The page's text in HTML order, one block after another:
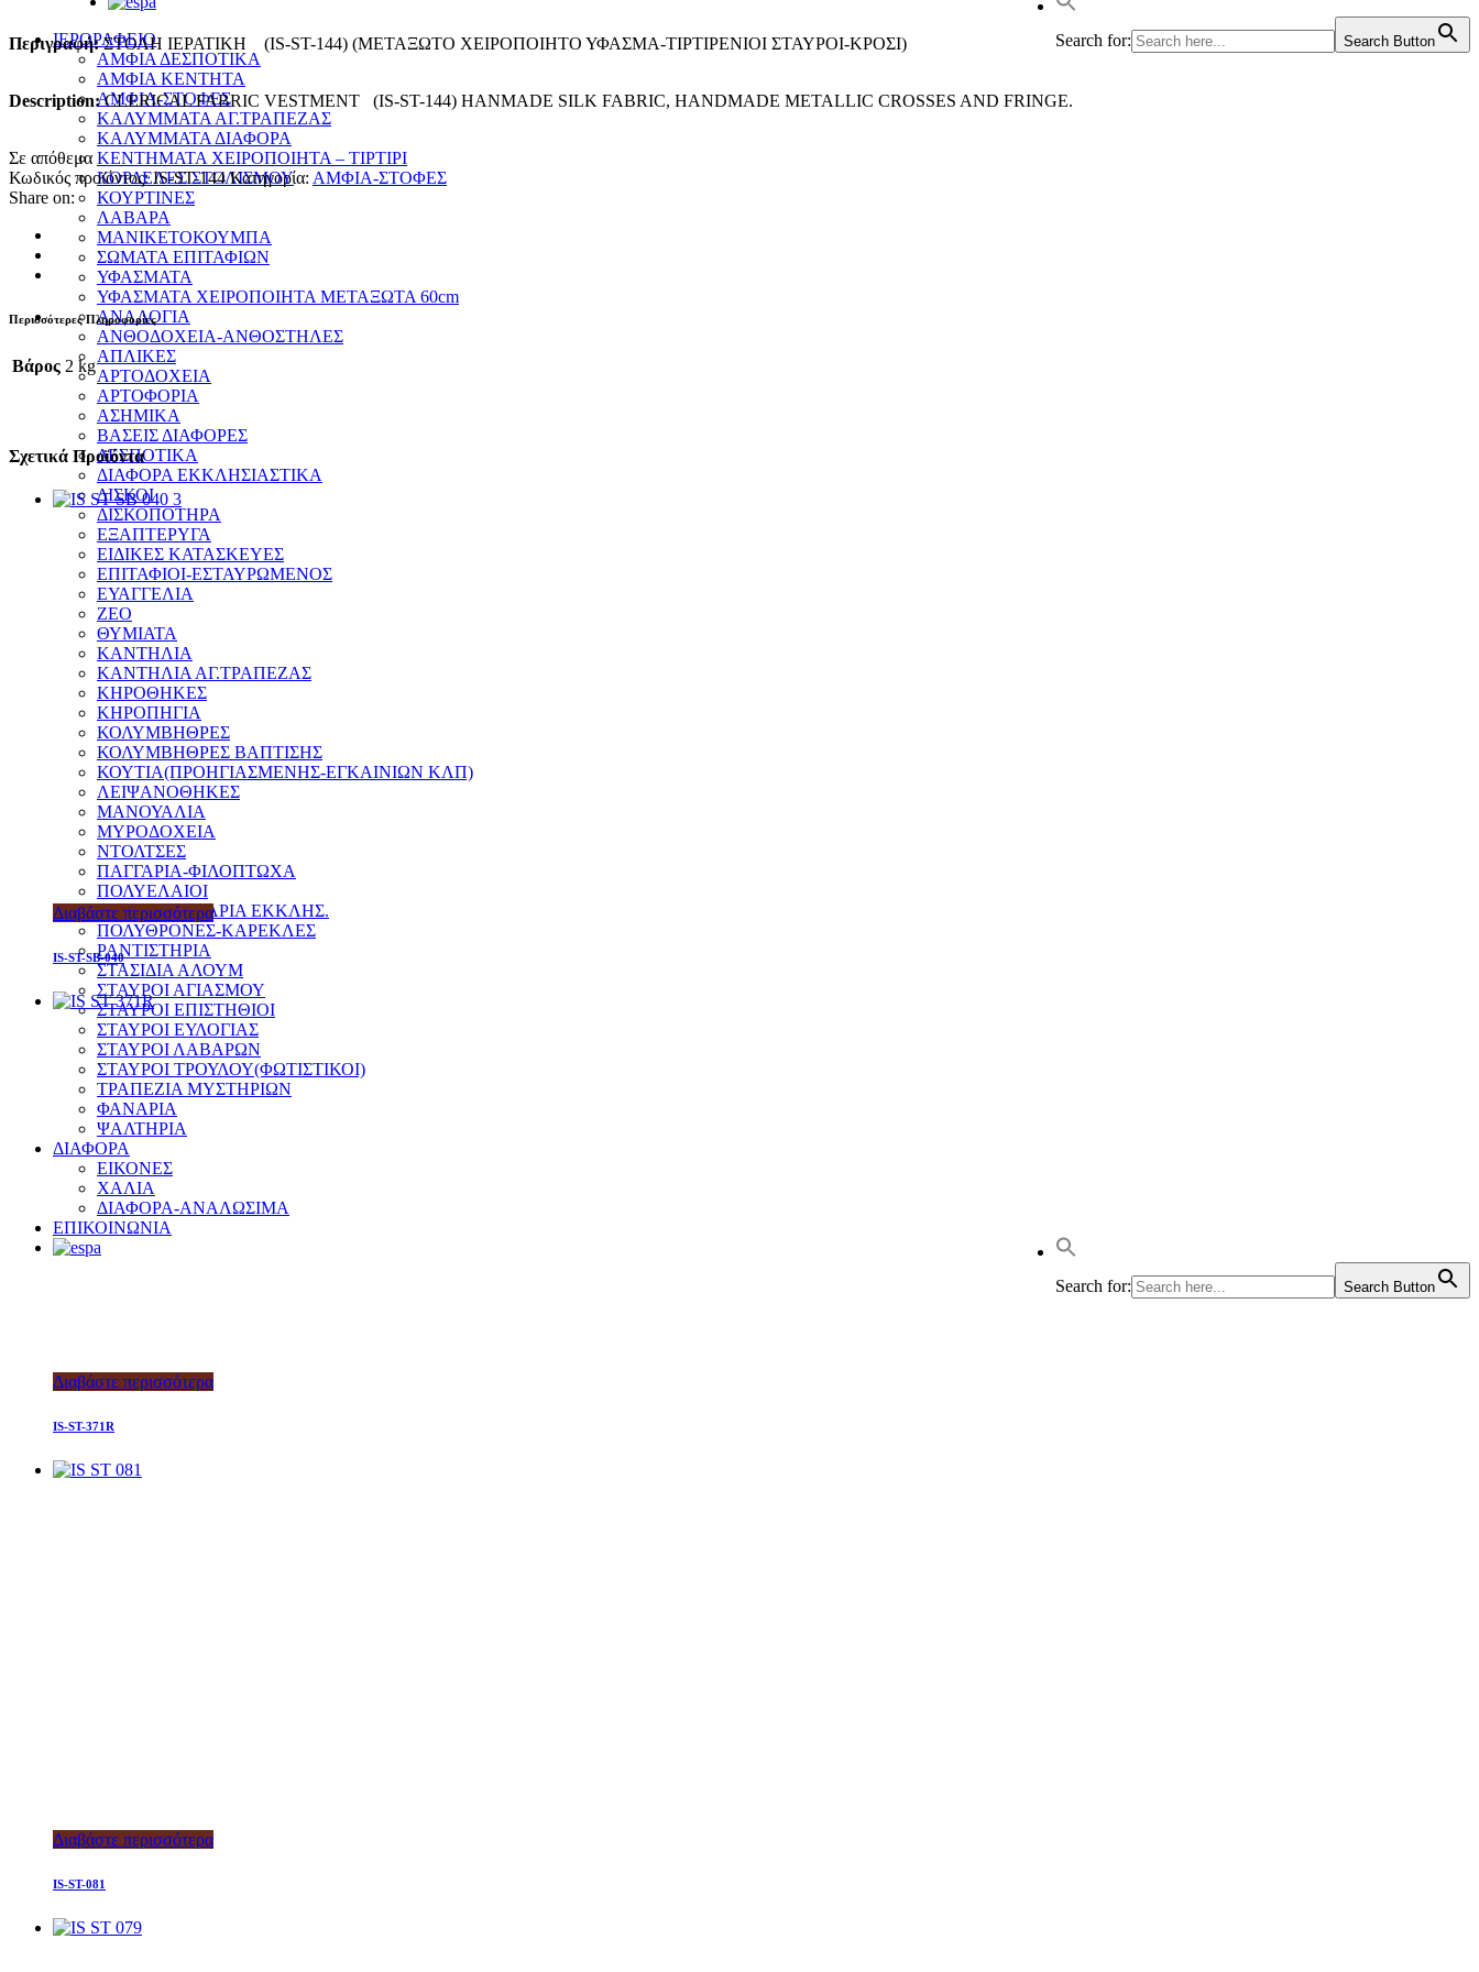
Search for: Search Button
ΙΕΡΟΡΑΦΕΙΟ
ΑΜΦΙΑ ΔΕΣΠΟΤΙΚΑ
ΑΜΦΙΑ ΚΕΝΤΗΤΑ
ΑΜΦΙΑ-ΣΤΟΦΕΣ
ΚΑΛΥΜΜΑΤΑ ΑΓ.ΤΡΑΠΕΖΑΣ
ΚΑΛΥΜΜΑΤΑ ΔΙΑΦΟΡΑ
ΚΕΝΤΗΜΑΤΑ ΧΕΙΡΟΠΟΙΗΤΑ – ΤΙΡΤΙΡΙ
ΚΟΡΔΕΛΕΣ ΣΤΟΛΙΣΜΟΥ
ΚΟΥΡΤΙΝΕΣ
ΛΑΒΑΡΑ
ΜΑΝΙΚΕΤΟΚΟΥΜΠΑ
ΣΩΜΑΤΑ ΕΠΙΤΑΦΙΩΝ
ΥΦΑΣΜΑΤΑ
ΥΦΑΣΜΑΤΑ ΧΕΙΡΟΠΟΙΗΤΑ ΜΕΤΑΞΩΤΑ 60cm
ΑΝΑΛΟΓΙΑ
ΑΝΘΟΔΟΧΕΙΑ-ΑΝΘΟΣΤΗΛΕΣ
ΑΠΛΙΚΕΣ
ΑΡΤΟΔΟΧΕΙΑ
ΑΡΤΟΦΟΡΙΑ
ΑΣΗΜΙΚΑ
ΒΑΣΕΙΣ ΔΙΑΦΟΡΕΣ
ΔΕΣΠΟΤΙΚΑ
ΔΙΑΦΟΡΑ ΕΚΚΛΗΣΙΑΣΤΙΚΑ
ΔΙΣΚΟΙ
ΔΙΣΚΟΠΟΤΗΡΑ
ΕΞΑΠΤΕΡΥΓΑ
ΕΙΔΙΚΕΣ ΚΑΤΑΣΚΕΥΕΣ
ΕΠΙΤΑΦΙΟΙ-ΕΣΤΑΥΡΩΜΕΝΟΣ
ΕΥΑΓΓΕΛΙΑ
ΖΕΟ
ΘΥΜΙΑΤΑ
ΚΑΝΤΗΛΙΑ
ΚΑΝΤΗΛΙΑ ΑΓ.ΤΡΑΠΕΖΑΣ
ΚΗΡΟΘΗΚΕΣ
ΚΗΡΟΠΗΓΙΑ
ΚΟΛΥΜΒΗΘΡΕΣ
ΚΟΛΥΜΒΗΘΡΕΣ ΒΑΠΤΙΣΗΣ
ΚΟΥΤΙΑ(ΠΡΟΗΓΙΑΣΜΕΝΗΣ-ΕΓΚΑΙΝΙΩΝ ΚΛΠ)
ΛΕΙΨΑΝΟΘΗΚΕΣ
ΜΑΝΟΥΑΛΙΑ
ΜΥΡΟΔΟΧΕΙΑ
ΝΤΟΛΤΣΕΣ
ΠΑΓΓΑΡΙΑ-ΦΙΛΟΠΤΩΧΑ
ΠΟΛΥΕΛΑΙΟΙ
ΠΡΟΣΚΥΝΗΤΑΡΙΑ ΕΚΚΛΗΣ.
ΠΟΛΥΘΡΟΝΕΣ-ΚΑΡΕΚΛΕΣ
ΡΑΝΤΙΣΤΗΡΙΑ
ΣΤΑΣΙΔΙΑ ΑΛΟΥΜ
ΣΤΑΥΡΟΙ ΑΓΙΑΣΜΟΥ
ΣΤΑΥΡΟΙ ΕΠΙΣΤΗΘΙΟΙ
ΣΤΑΥΡΟΙ ΕΥΛΟΓΙΑΣ
ΣΤΑΥΡΟΙ ΛΑΒΑΡΩΝ
ΣΤΑΥΡΟΙ ΤΡΟΥΛΟΥ(ΦΩΤΙΣΤΙΚΟΙ)
ΤΡΑΠΕΖΙΑ ΜΥΣΤΗΡΙΩΝ
ΦΑΝΑΡΙΑ
ΨΑΛΤΗΡΙΑ
ΔΙΑΦΟΡΑ
ΕΙΚΟΝΕΣ
ΧΑΛΙΑ
ΔΙΑΦΟΡΑ-ΑΝΑΛΩΣΙΜΑ
ΕΠΙΚΟΙΝΩΝΙΑ
Search for: Search Button
Περιγραφή:ΣΤΟΛΗ ΙΕΡΑΤΙΚΗ (IS-ST-144) (ΜΕΤΑΞΩΤΟ ΧΕΙΡΟΠΟΙΗΤΟ ΥΦΑΣΜΑ-ΤΙΡΤΙΡΕΝΙΟΙ ΣΤΑΥΡΟΙ-ΚΡΟΣΙ)
Description:CLERICAL FABRIC VESTMENT (IS-ST-144) HANMADE SILK FABRIC, HANDMADE METALLIC CROSSES AND FRINGE.
Σε απόθεμα
Κωδικός προϊόντος:IS-ST-144 Κατηγορία: ΑΜΦΙΑ-ΣΤΟΦΕΣ
Share on:
Περισσότερες Πληροφορίες
Βάρος 2 kg
Σχετικά Προϊόντα
Διαβάστε περισσότερα
IS-ST-SB-040
Διαβάστε περισσότερα
IS-ST-371R
Διαβάστε περισσότερα
IS-ST-081